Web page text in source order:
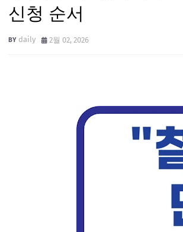
신청 순서
daily 2월 02, 2026